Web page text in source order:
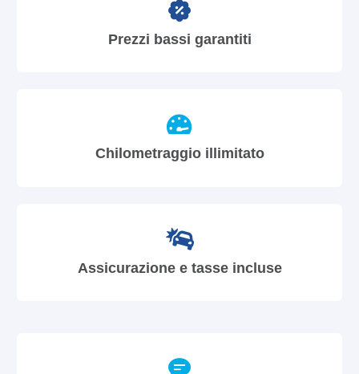
Prezzi bassi garantiti
Chilometraggio illimitato
Assicurazione e tasse incluse